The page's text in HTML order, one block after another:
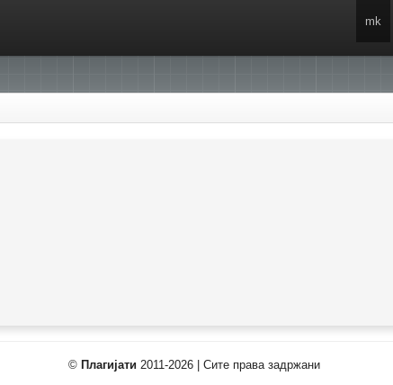
mk
© Плагијати 2011-2026 | Сите права задржани